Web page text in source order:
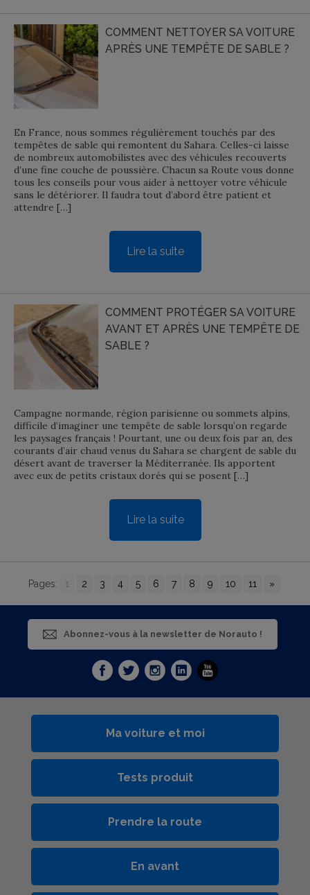
COMMENT NETTOYER SA VOITURE
APRÈS UNE TEMPÊTE DE SABLE ?
En France, nous sommes régulièrement touchés par des
tempêtes de sable qui remontent du Sahara. Celles-ci laisse
de nombreux automobilistes avec des véhicules recouverts
d’une fine couche de poussière. Chacun sa Route vous donne
tous les conseils pour vous aider à nettoyer votre véhicule
sans le détériorer. Il faudra tout d’abord être patient et
attendre […]
Lire la suite
COMMENT PROTÉGER SA VOITURE
AVANT ET APRÈS UNE TEMPÊTE DE
SABLE ?
Campagne normande, région parisienne ou sommets alpins,
difficile d’imaginer une tempête de sable lorsqu’on regarde
les paysages français ! Pourtant, une ou deux fois par an, des
courants d’air chaud venus du Sahara se chargent de sable du
désert avant de traverser la Méditerranée. Ils apportent
avec eux de petits cristaux dorés qui se posent […]
Lire la suite
Pages: 1 2 3 4 5 6 7 8 9 10 11 »
Abonnez-vous à la newsletter de Norauto !
Ma voiture et moi
Tests produit
Prendre la route
En avant